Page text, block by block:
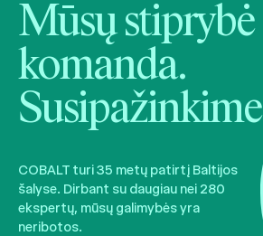
Mūsų stiprybė
komanda.
COBALT turi 35 metų patirtį Baltijos
šalyse. Dirbant su daugiau nei 280
ekspertų, mūsų galimybės yra
neribotos.